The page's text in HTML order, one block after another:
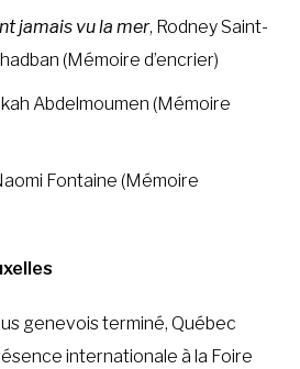
jamais vu la mer, Rodney Saint-
(Mémoire d’encrier)
Abdelmoumen (Mémoire
Fontaine (Mémoire
genevois terminé, Québec
internationale à la Foire